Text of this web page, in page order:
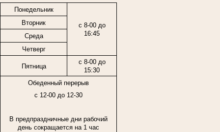
Понедельник
с 8-00 до
16:45
Вторник
Среда
Четверг
Пятница
с 8-00 до
15:30
Обеденный перерыв
с 12-00 до 12-30
В предпраздничные дни рабочий
день сокращается на 1 час